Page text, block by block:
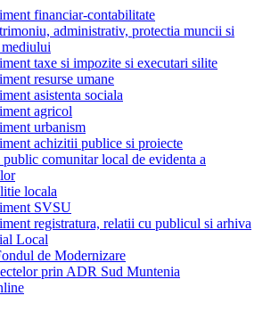
financiar-contabilitate
administrativ, protectia muncii si
taxe si impozite si executari silite
resurse umane
asistenta sociala
agricol
urbanism
achizitii publice si proiecte
comunitar local de evidenta a
locala
SVSU
registratura, relatii cu publicul si arhiva
Local
de Modernizare
prin ADR Sud Muntenia